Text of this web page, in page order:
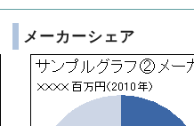
メーカーシェア